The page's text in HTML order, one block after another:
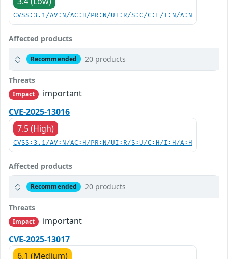
CVSS:3.1/AV:N/AC:H/PR:N/UI:R/S:C/C:L/I:N/A:N
Affected products
Recommended 20 products
Threats
Impact
important
CVE-2025-13016
7.5 (High)
CVSS:3.1/AV:N/AC:H/PR:N/UI:R/S:U/C:H/I:H/A:H
Affected products
Recommended 20 products
Threats
Impact
important
CVE-2025-13017
6.1 (Medium)